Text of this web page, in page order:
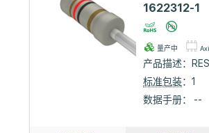
1622312-1
量产中
产品描述：
标准包装：1
数据手册： --